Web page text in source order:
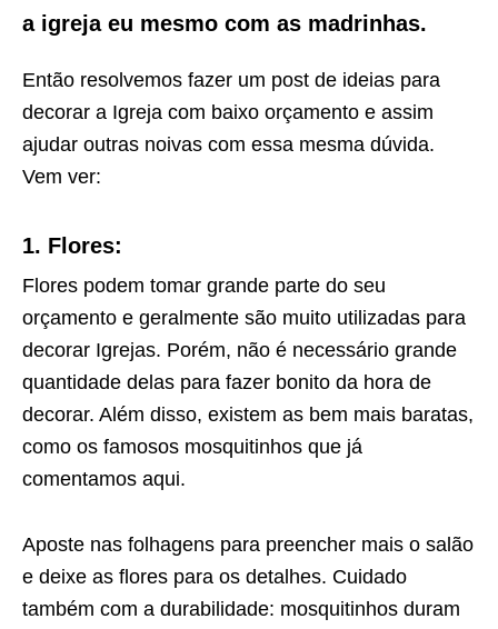
a igreja eu mesmo com as madrinhas.
Então resolvemos fazer um post de ideias para
decorar a Igreja com baixo orçamento e assim
ajudar outras noivas com essa mesma dúvida.
Vem ver:
1. Flores:
Flores podem tomar grande parte do seu
orçamento e geralmente são muito utilizadas para
decorar Igrejas. Porém, não é necessário grande
quantidade delas para fazer bonito da hora de
decorar. Além disso, existem as bem mais baratas,
como os famosos mosquitinhos que já
comentamos aqui.
Aposte nas folhagens para preencher mais o salão
e deixe as flores para os detalhes. Cuidado
também com a durabilidade: mosquitinhos duram